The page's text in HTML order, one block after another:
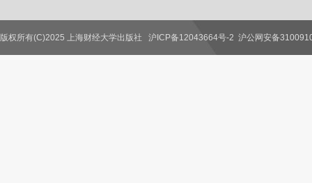
联系我们
版权所有(C)2025 上海财经大学出版社 沪ICP备12043664号-2 沪公网安备